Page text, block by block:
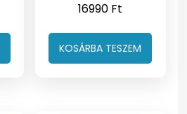
16990 Ft
KOSÁRBA TESZEM